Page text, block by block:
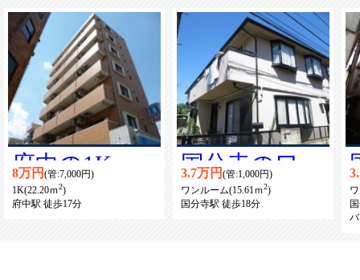
府中の1K賃
貸マンション
8万円 (管:7,000円)
1K(22.20ｍ2)
府中駅 徒歩17分
国分寺のワン
ルーム賃貸ア
3.7万円 (管:1,000円)
ワンルーム(15.61ｍ2)
国分寺駅 徒歩18分